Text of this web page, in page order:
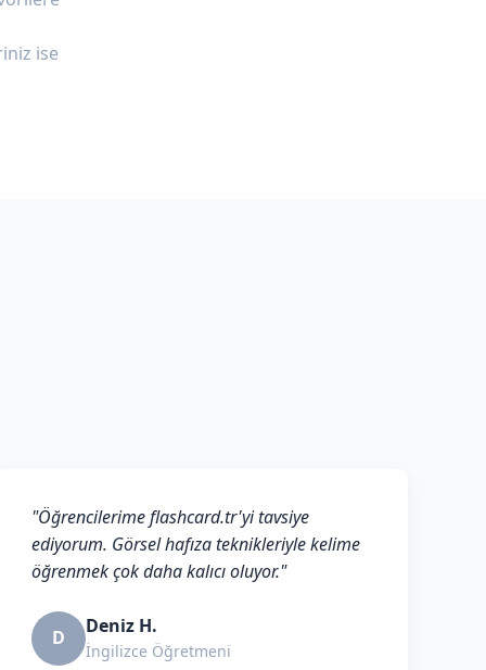
ise
"Öğrencilerime flashcard.tr'yi tavsiye
ediyorum. Görsel hafıza teknikleriyle kelime
öğrenmek çok daha kalıcı oluyor."
D Deniz H.
İngilizce Öğretmeni